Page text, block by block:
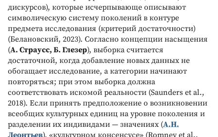
дискурсов), которые исчерпывающе описывают
символическую систему поколений в контуре
предмета исследования (критерий достаточности)
(Белановский, 2023). Согласно концепции насыщения
(А. Страусс, Б. Глезер), выборка считается
достаточной, когда добавление новых данных не
обогащает исследование, а категории начинают
повторяться; при этом выборка должна
соответствовать искомой реальности (Saunders et al.,
2018). Если принять предположение о возникновении
всеобщих культурных единиц на уровне поколения и
разделении их индивидами — значениях (А.Н.
Леонтьев), «культурном консенсусе» (Romney et al.,